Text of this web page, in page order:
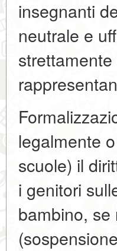
insegnanti
neutrale e
legalmente
scuole) il
i genitori
bambino, se